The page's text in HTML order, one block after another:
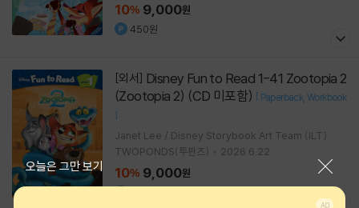
10% 9,000원
450원
[외서]
(Zootopia 2) (CD 미포함) [ Paperback Workbook
]
Janet Lee / Disney Storybook Art Team (ILT)
TWOPONDS(투판즈)
2026.6.22.
10% 9,000원
오늘은 그만 보기